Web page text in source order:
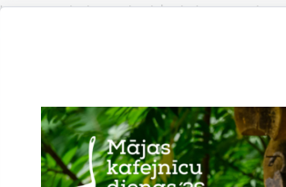
pamatojoties uz būtisku izdevumu
izplatīšanas izmaksas
tūkstošiem eiro, kopējām drukas un
gandrīz 39 tūkstošus eiro. Lai saglabātu
saimnieciski izmantojot pašvaldības